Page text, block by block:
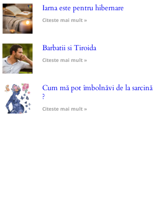
Iarna este pentru hibernare
Citeste mai mult »
Barbatii si Tiroida
Citeste mai mult »
Cum mă pot îmbolnăvi de la sarcină
?
Citeste mai mult »